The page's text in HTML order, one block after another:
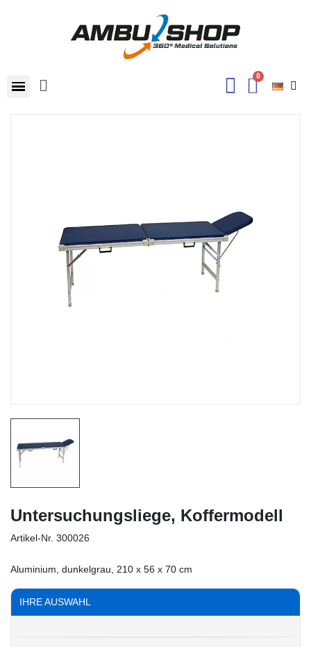
Untersuchungsliege, Koffermodell
Artikel-Nr. 300026
Aluminium, dunkelgrau, 210 x 56 x 70 cm
IHRE AUSWAHL